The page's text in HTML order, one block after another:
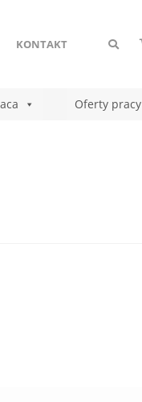
KONTAKT
Oferty pracy